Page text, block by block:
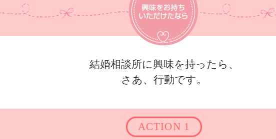
結婚相談所に興味を持ったら、
さあ、行動です。
ACTION 1